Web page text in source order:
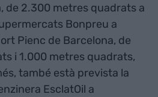
de 2.300 metres quadrats a
Bonpreu a
Pienc de Barcelona, de
i 1.000 metres quadrats,
també està prevista la
EsclatOil a